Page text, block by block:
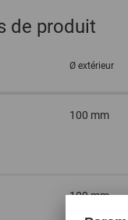
de produit
Ø extérieur
100 mm
100 mm